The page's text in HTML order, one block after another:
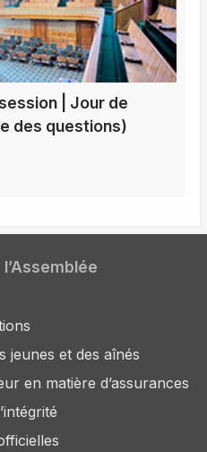
| Jour de
des questions)
jeunes et des aînés
en matière d’assurances